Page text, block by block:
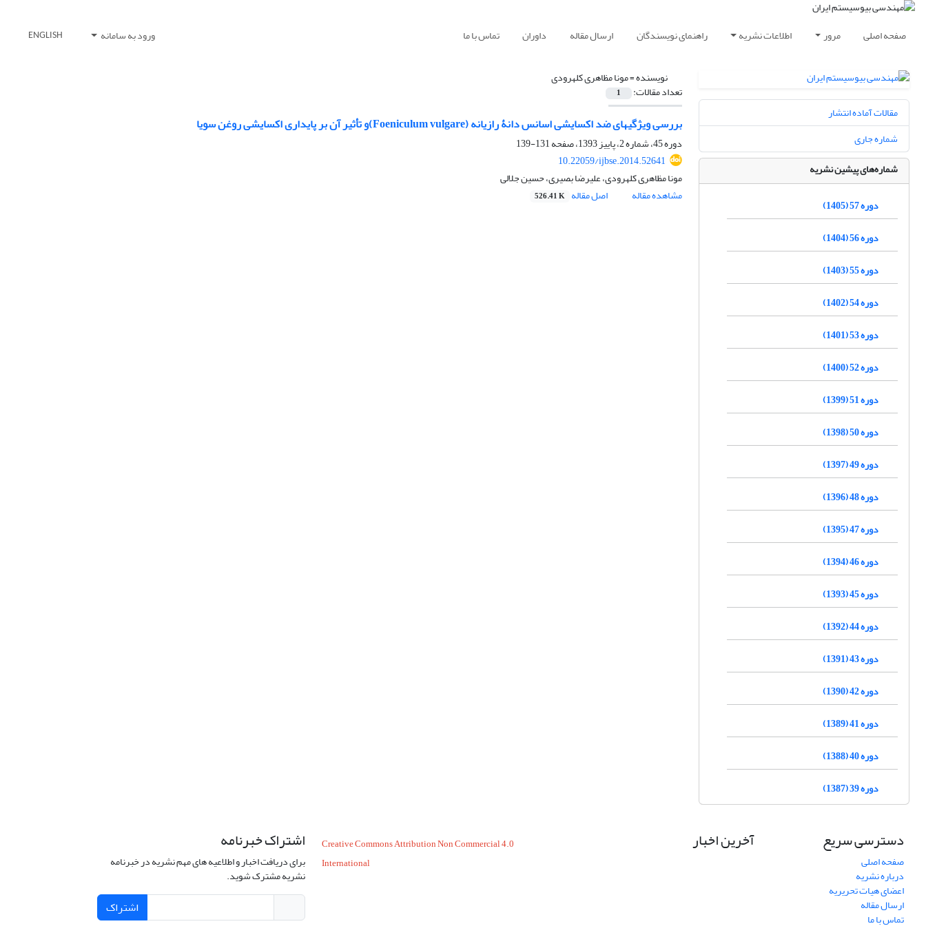
صفحه اصلی مرور اطلاعات نشریه راهنمای نویسندگان ارسال مقاله داوران تماس با ما ورود به سامانه ENGLISH
نویسنده =مونا مظاهری کلهرودی
تعداد مقالات: 1
بررسی ویژگی‏های ضد اکسایشی اسانس دانۀ رازیانه (Foeniculum vulgare)و تأثیر آن بر پایداری اکسایشی روغن سویا
دوره 45، شماره 2، پاییز 1393، صفحه
131-139
10.22059/ijbse.2014.52641
مونا مظاهری کلهرودی، علیرضا بصیری، حسین جلالی
مشاهده مقاله
اصل مقاله 526.41 K
مقالات آماده انتشار
شماره جاری
شماره‌های پیشین نشریه
دوره 57 (1405)
دوره 56 (1404)
دوره 55 (1403)
دوره 54 (1402)
دوره 53 (1401)
دوره 52 (1400)
دوره 51 (1399)
دوره 50 (1398)
دوره 49 (1397)
دوره 48 (1396)
دوره 47 (1395)
دوره 46 (1394)
دوره 45 (1393)
دوره 44 (1392)
دوره 43 (1391)
دوره 42 (1390)
دوره 41 (1389)
دوره 40 (1388)
دوره 39 (1387)
دسترسی سریع
صفحه اصلی
درباره نشریه
اعضای هیات تحریریه
ارسال مقاله
تماس با ما
آخرین اخبار
Creative Commons Attribution Non Commercial 4.0
International
اشتراک خبرنامه
برای دریافت اخبار و اطلاعیه های مهم نشریه در خبرنامه
نشریه مشترک شوید.
اشتراک